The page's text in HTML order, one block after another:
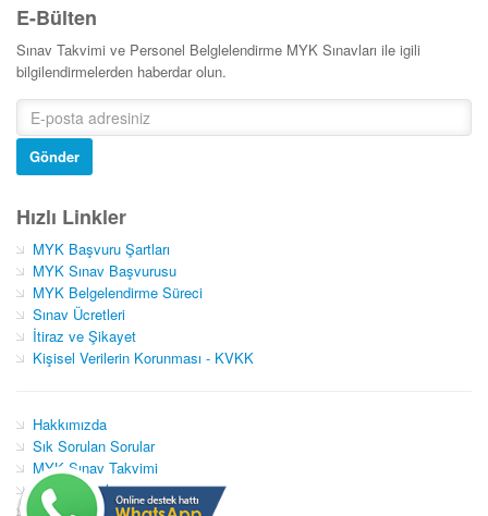
E-Bülten
Sınav Takvimi ve Personel Belglelendirme MYK Sınavları ile igili
bilgilendirmelerden haberdar olun.
Gönder
Hızlı Linkler
MYK Başvuru Şartları
MYK Sınav Başvurusu
MYK Belgelendirme Süreci
Sınav Ücretleri
İtiraz ve Şikayet
Kişisel Verilerin Korunması - KVKK
Hakkımızda
Sık Sorulan Sorular
MYK Sınav Takvimi
MYK Haberler
İletişim